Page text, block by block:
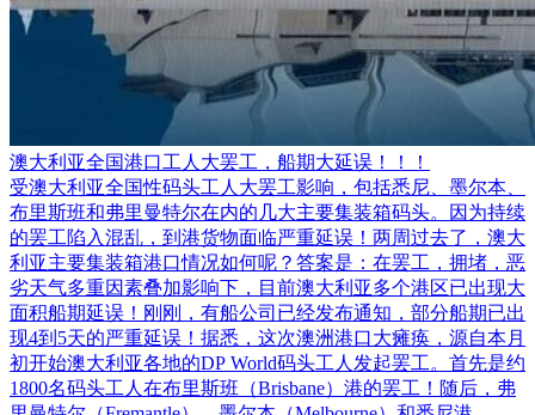
澳大利亚全国港口工人大罢工，船期大延误！！！
受澳大利亚全国性码头工人大罢工影响，包括悉尼、墨尔本、
布里斯班和弗里曼特尔在内的几大主要集装箱码头。因为持续
的罢工陷入混乱，到港货物面临严重延误！两周过去了，澳大
利亚主要集装箱港口情况如何呢？答案是：在罢工，拥堵，恶
劣天气多重因素叠加影响下，目前澳大利亚多个港区已出现大
面积船期延误！刚刚，有船公司已经发布通知，部分船期已出
现4到5天的严重延误！据悉，这次澳洲港口大瘫痪，源自本月
初开始澳大利亚各地的DP World码头工人发起罢工。首先是约
1800名码头工人在布里斯班（Brisbane）港的罢工！随后，弗